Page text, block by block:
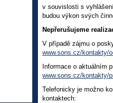
v souvislosti s
budou výkon svých
Nepřerušujeme
V případě zájmu o
www.sons.cz/kontakty/
Informace o aktuálním
www.sons.cz/kontakty/
Telefonicky je možno
kontaktech: